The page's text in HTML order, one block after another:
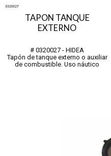
TAPON TANQUE
EXTERNO
# 0320027 - HIDEA
Tapón de tanque externo o auxiliar
de combustible. Uso náutico